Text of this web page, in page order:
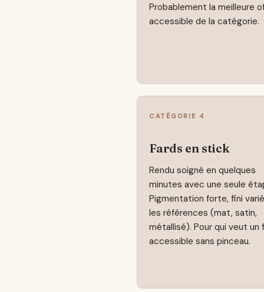
Probablement la meilleure
accessible de la catégorie.
CATÉGORIE 4
Fards en stick
Rendu soigné en quelques
minutes avec une seule
Pigmentation forte, fini
les références (mat, satin,
métallisé). Pour qui veut un
accessible sans pinceau.